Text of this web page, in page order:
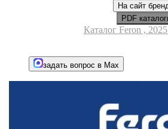
На сайт
PDF
Каталог Feron ,
задать вопрос в Max